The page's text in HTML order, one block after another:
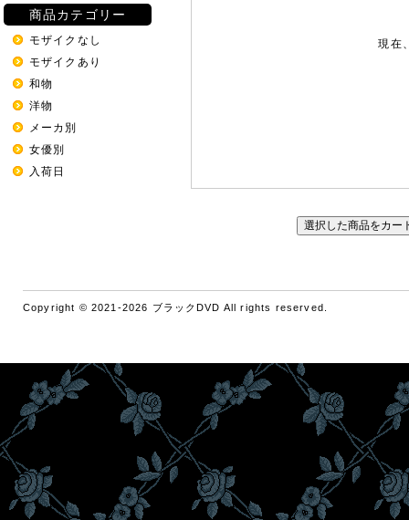
商品カテゴリー
モザイクなし
モザイクあり
和物
洋物
メーカ別
女優別
入荷日
現在
Copyright © 2021-2026 ブラックDVD All rights reserved.